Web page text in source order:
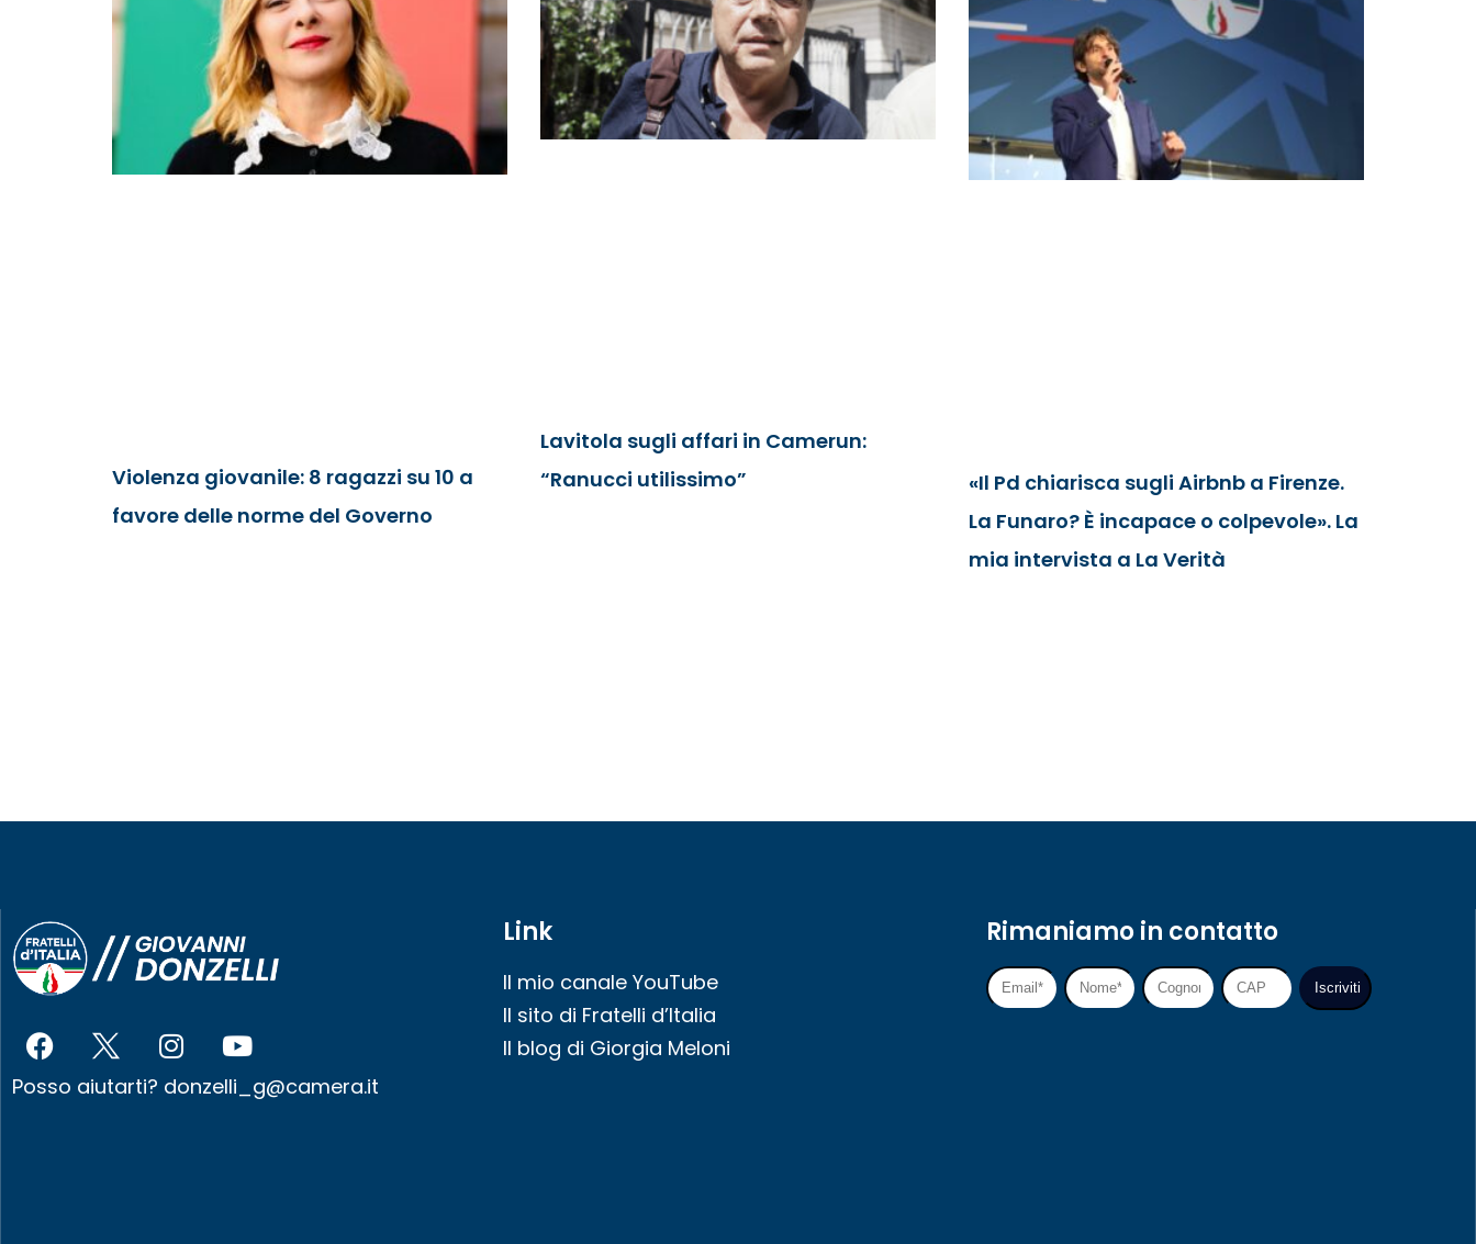
Violenza giovanile: 8 ragazzi su 10 a
favore delle norme del Governo
Lavitola sugli affari in Camerun:
“Ranucci utilissimo”
«Il Pd chiarisca sugli Airbnb a Firenze.
La Funaro? È incapace o colpevole». La
mia intervista a La Verità
Posso aiutarti? donzelli_g@camera.it
Link
Il mio canale YouTube
Il sito di Fratelli d’Italia
Il blog di Giorgia Meloni
Rimaniamo in contatto